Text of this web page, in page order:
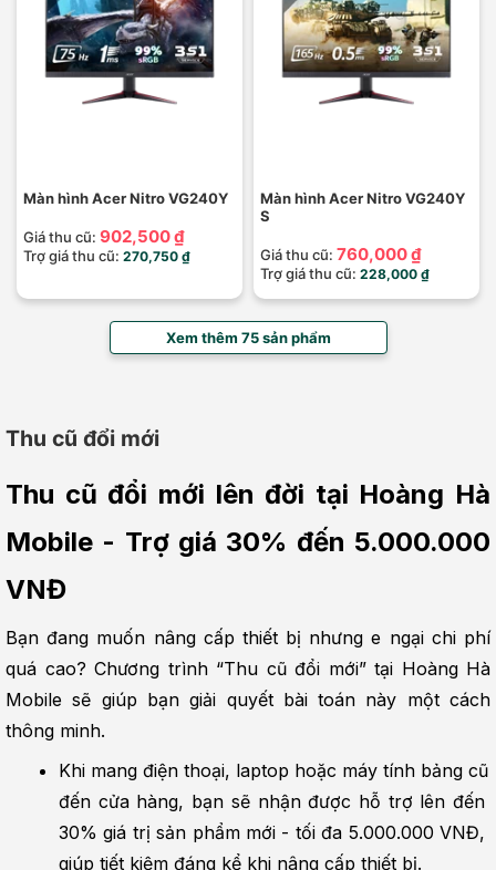
Màn hình Acer Nitro VG240Y
Giá thu cũ: 902,500 ₫
Trợ giá thu cũ: 270,750 ₫
Màn hình Acer Nitro VG240Y
S
Giá thu cũ: 760,000 ₫
Trợ giá thu cũ: 228,000 ₫
Xem thêm 75 sản phẩm
Thu cũ đổi mới
Thu cũ đổi mới lên đời tại Hoàng Hà
Mobile - Trợ giá 30% đến 5.000.000
VNĐ
Bạn đang muốn nâng cấp thiết bị nhưng e ngại chi phí
quá cao? Chương trình “Thu cũ đổi mới” tại Hoàng Hà
Mobile sẽ giúp bạn giải quyết bài toán này một cách
thông minh.
Khi mang điện thoại, laptop hoặc máy tính bảng cũ
đến cửa hàng, bạn sẽ nhận được hỗ trợ lên đến
30% giá trị sản phẩm mới - tối đa 5.000.000 VNĐ,
giúp tiết kiệm đáng kể khi nâng cấp thiết bị.